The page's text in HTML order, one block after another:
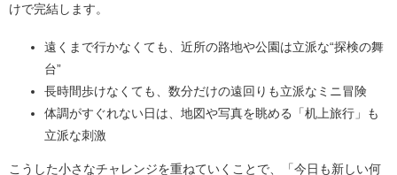
けで完結します。
遠くまで行かなくても、近所の路地や公園は立派な“探検の舞
台”
長時間歩けなくても、数分だけの遠回りも立派なミニ冒険
体調がすぐれない日は、地図や写真を眺める「机上旅行」も
立派な刺激
こうした小さなチャレンジを重ねていくことで、「今日も新しい何